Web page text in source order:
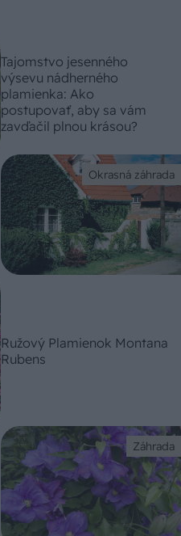
Tajomstvo jesenného
výsevu nádherného
plamienka: Ako
postupovať, aby sa vám
zavďačil plnou krásou?
Okrasná záhrada
Ružový Plamienok Montana
Rubens
Záhrada